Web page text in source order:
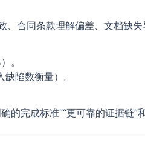
、合同条款理解偏差、文档
。
陷数衡量）。
的完成标准”“更可靠的证据链”